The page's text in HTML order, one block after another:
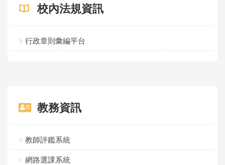
校內法規資訊
行政章則彙編平台
教務資訊
教師評鑑系統
網路選課系統